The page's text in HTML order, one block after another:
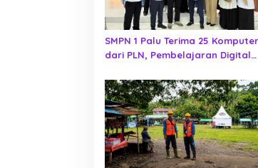
SMPN 1 Palu Terima 25 Komputer
dari PLN, Pembelajaran Digital